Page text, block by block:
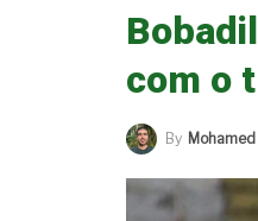
com o
By Mohamed